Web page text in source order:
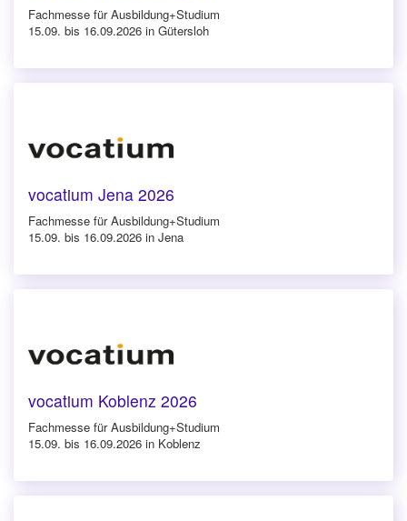
Fachmesse für Ausbildung+Studium
15.09. bis 16.09.2026 in Gütersloh
vocatium Jena 2026
Fachmesse für Ausbildung+Studium
15.09. bis 16.09.2026 in Jena
vocatium Koblenz 2026
Fachmesse für Ausbildung+Studium
15.09. bis 16.09.2026 in Koblenz